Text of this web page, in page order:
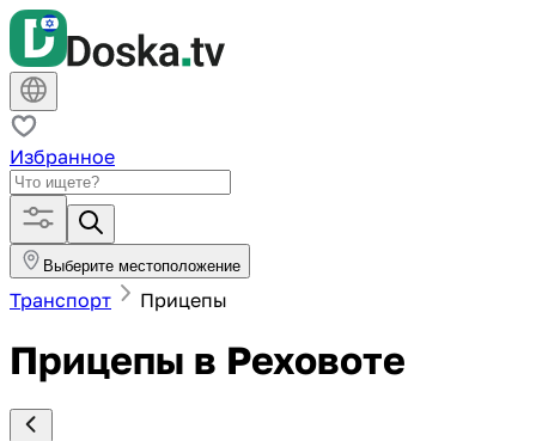
Избранное
Выберите местоположение
Транспорт Прицепы
Прицепы в Реховоте